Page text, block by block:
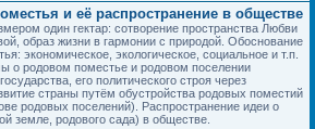
и её распространение в обществе
один гектар: сотворение пространства Любви
образ жизни в гармонии с природой. Обоснование
экономическое, экологическое, социальное и т.п.
о родовом поместье и родовом поселении
его политического строя через
страны путём обустройства родовых поместий
родовых поселений). Распространение идеи о
земле, родового сада) в обществе.